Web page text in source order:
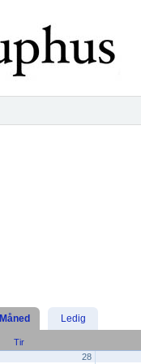
Måned Ledig
Tir
28